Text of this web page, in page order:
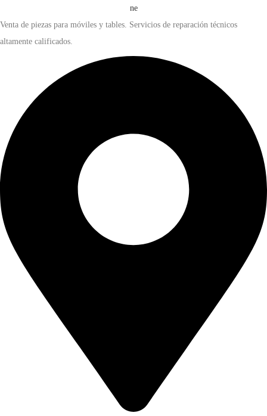
Venta de piezas para móviles y tables. Servicios de reparación técnicos
altamente calificados.